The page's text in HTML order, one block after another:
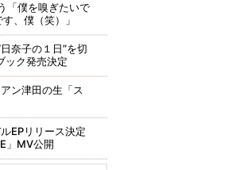
僕を嗅ぎたいで
、僕（笑）」
奈子の１日”を切
ク発売決定
ン津田の生「ス
EPリリース決定
」MV公開